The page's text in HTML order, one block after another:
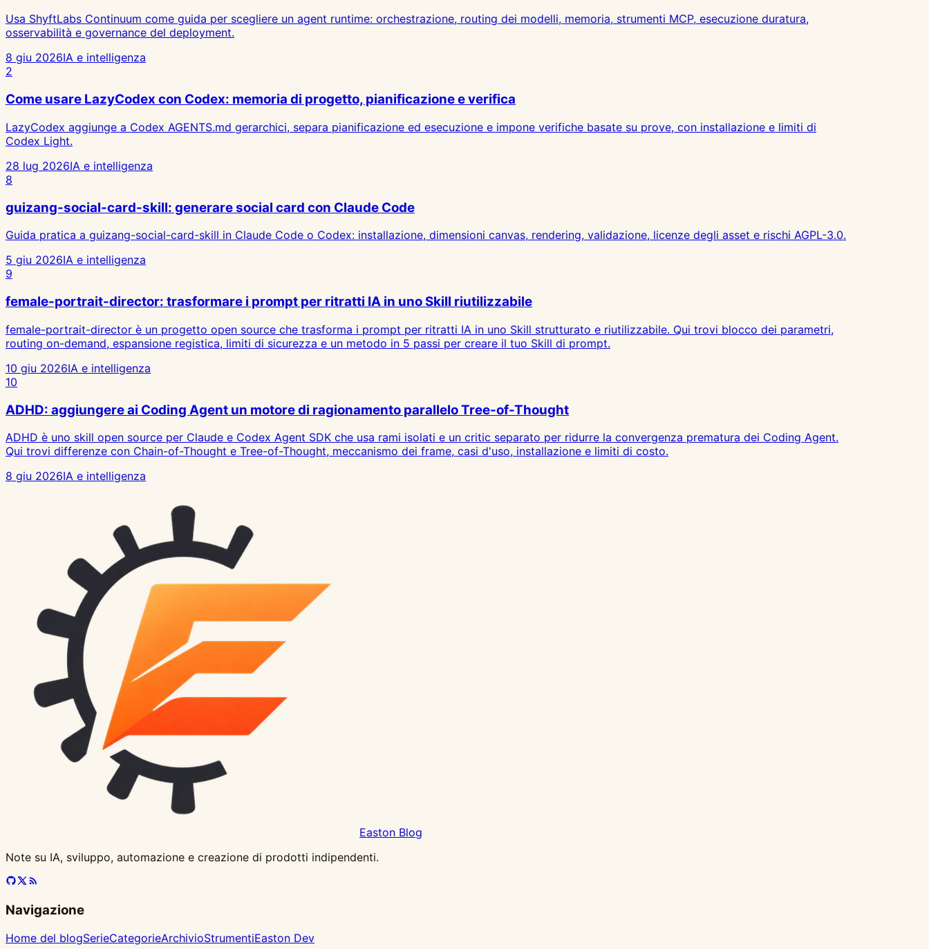
Usa ShyftLabs Continuum come guida per scegliere un agent runtime: orchestrazione, routing dei modelli, memoria, strumenti MCP, esecuzione duratura,
osservabilità e governance del deployment.
8 giu 2026IA e intelligenza
2
Come usare LazyCodex con Codex: memoria di progetto, pianificazione e verifica
LazyCodex aggiunge a Codex AGENTS.md gerarchici, separa pianificazione ed esecuzione e impone verifiche basate su prove, con installazione e limiti di
Codex Light.
28 lug 2026IA e intelligenza
8
guizang-social-card-skill: generare social card con Claude Code
Guida pratica a guizang-social-card-skill in Claude Code o Codex: installazione, dimensioni canvas, rendering, validazione, licenze degli asset e rischi AGPL-3.0.
5 giu 2026IA e intelligenza
9
female-portrait-director: trasformare i prompt per ritratti IA in uno Skill riutilizzabile
female-portrait-director è un progetto open source che trasforma i prompt per ritratti IA in uno Skill strutturato e riutilizzabile. Qui trovi blocco dei parametri,
routing on-demand, espansione registica, limiti di sicurezza e un metodo in 5 passi per creare il tuo Skill di prompt.
10 giu 2026IA e intelligenza
10
ADHD: aggiungere ai Coding Agent un motore di ragionamento parallelo Tree-of-Thought
ADHD è uno skill open source per Claude e Codex Agent SDK che usa rami isolati e un critic separato per ridurre la convergenza prematura dei Coding Agent.
Qui trovi differenze con Chain-of-Thought e Tree-of-Thought, meccanismo dei frame, casi d'uso, installazione e limiti di costo.
8 giu 2026IA e intelligenza
Easton Blog
Note su IA, sviluppo, automazione e creazione di prodotti indipendenti.
Navigazione
Home del blogSerieCategorieArchivioStrumentiEaston Dev